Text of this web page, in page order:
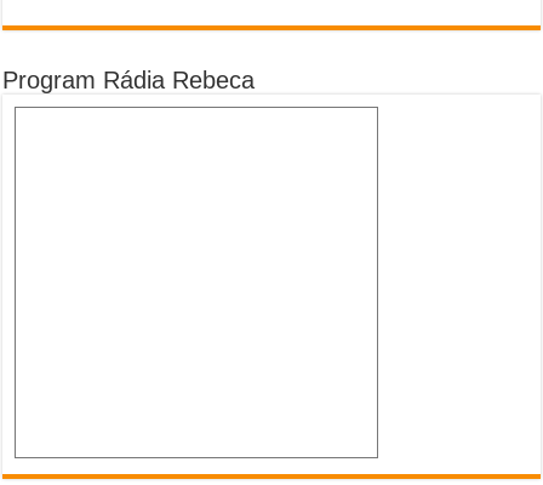
Program Rádia Rebeca